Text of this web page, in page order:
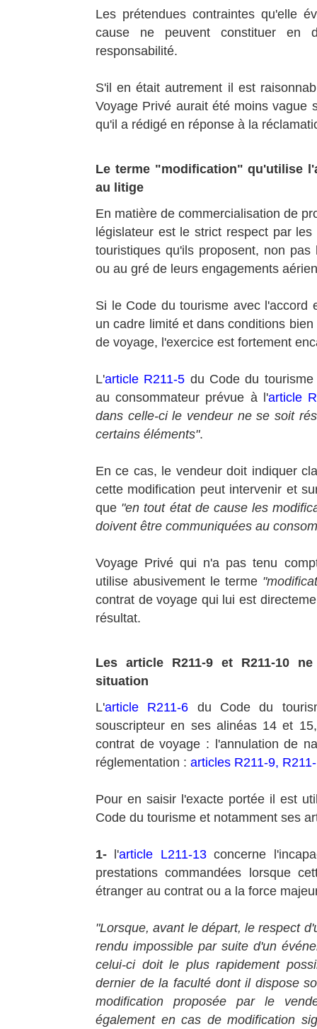
Les prétendues contraintes qu'elle
cause ne peuvent constituer en
responsabilité.
S'il en était autrement il est
Voyage Privé aurait été moins vague
qu'il a rédigé en réponse à la
Le terme "modification" qu'utilise
au litige
En matière de commercialisation de
législateur est le strict respect par
touristiques qu'ils proposent, non
ou au gré de leurs engagements
Si le Code du tourisme avec l'accord
un cadre limité et dans conditions
de voyage, l'exercice est fortement
L'article R211-5 du Code du
au consommateur prévue à l'article
dans celle-ci le vendeur ne se soit
certains éléments".
En ce cas, le vendeur doit indiquer
cette modification peut intervenir et
que "en tout état de cause les
doivent être communiquées au
Voyage Privé qui n'a pas tenu
utilise abusivement le terme
contrat de voyage qui lui est
résultat.
Les article R211-9 et R211-10
situation
L'article R211-6 du Code du
souscripteur en ses alinéas 14 et
contrat de voyage : l'annulation de
réglementation : articles R211-9,
Pour en saisir l'exacte portée il est
Code du tourisme et notamment ses
1- l'article L211-13concerne
prestations commandées lorsque
étranger au contrat ou a la force
"Lorsque, avant le départ, le respect
rendu impossible par suite d'un
celui-ci doit le plus rapidement
dernier de la faculté dont il dispose
modification proposée par le
également en cas de modification